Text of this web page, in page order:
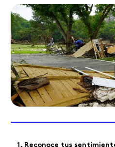
1. Reconoce tus